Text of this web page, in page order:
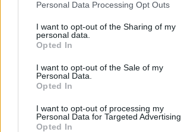
Personal Data Processing Opt Outs
I want to opt-out of the Sharing of my
personal data.
Opted In
I want to opt-out of the Sale of my
Personal Data.
Opted In
I want to opt-out of processing my
Personal Data for Targeted Advertising.
Opted In